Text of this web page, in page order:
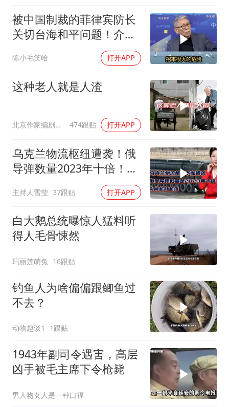
以军士兵把枪口对准中国记者
奋力开创中国式现代化建设新局面
被中国制裁的菲律宾防长
关切台海和平问题！介文
陈小毛笑哈 打开APP
这种老人就是人渣
北京作家编剧肥猪满圈 474跟贴 打开APP
乌克兰物流枢纽遭袭！俄
导弹数量2023年十倍！为
主持人雪莹 37跟贴 打开APP
白大鹅总统曝惊人猛料听
得人毛骨悚然
玛丽莲萌兔 16跟贴
钓鱼人为啥偏偏跟鲫鱼过
不去？
动物趣谈1 1跟贴
1943年副司令遇害，高层
凶手被毛主席下令枪毙
男人吻女人是一种口福